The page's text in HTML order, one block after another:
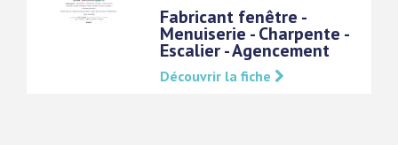
Fabricant fenêtre -
Menuiserie - Charpente -
Escalier - Agencement
Découvrir la fiche